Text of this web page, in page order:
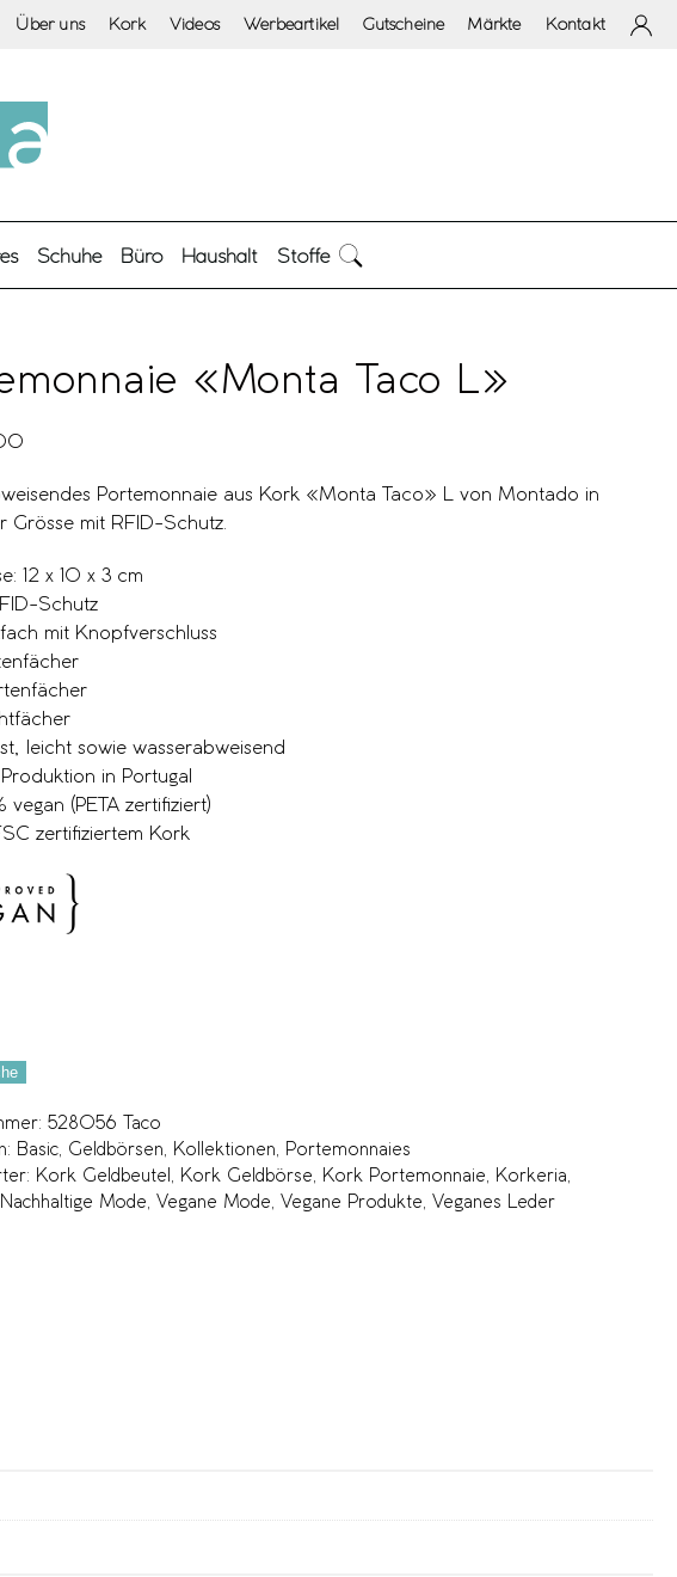
Über uns Kork Videos Werbeartikel Gutscheine Märkte Kontakt
Schuhe Büro Haushalt Stoffe
«Monta Taco L»
Portemonnaie aus Kork «Monta Taco» L von Montado in
Grösse mit RFID-Schutz.
12 x 10 x 3 cm
Schutz
mit Knopfverschluss
leicht sowie wasserabweisend
in Portugal
vegan (PETA zertifiziert)
zertifiziertem Kork
528056 Taco
Basic Geldbörsen Kollektionen
Portemonnaies
Kork Geldbeutel Kork Geldbörse Kork Portemonnaie Korkeria
Nachhaltige Mode Vegane Mode Vegane Produkte Veganes Leder